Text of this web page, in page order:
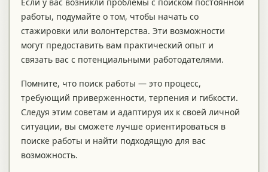
работы, подумайте о том, чтобы начать со
стажировки или волонтерства. Эти возможности
могут предоставить вам практический опыт и
связать вас с потенциальными работодателями.
Помните, что поиск работы — это процесс,
требующий приверженности, терпения и гибкости.
Следуя этим советам и адаптируя их к своей личной
ситуации, вы сможете лучше ориентироваться в
поиске работы и найти подходящую для вас
возможность.